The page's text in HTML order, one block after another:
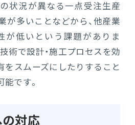
状況が異なる一点受注生産
が多いことなどから、他産業
が低いという課題がありま
術で設計・施工プロセスを効
をスムーズにしたりすること
です。
対応